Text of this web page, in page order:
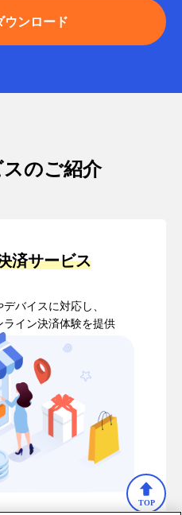
ウンロード
のご紹介
済サービス
バイスに対応し、
イン決済体験を提供
TOP